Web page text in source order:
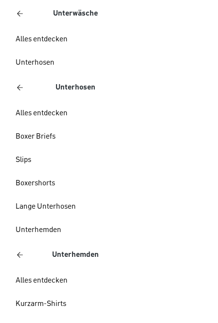
Unterwäsche
Alles entdecken
Unterhosen
Unterhosen
Alles entdecken
Boxer Briefs
Slips
Boxershorts
Lange Unterhosen
Unterhemden
Unterhemden
Alles entdecken
Kurzarm-Shirts